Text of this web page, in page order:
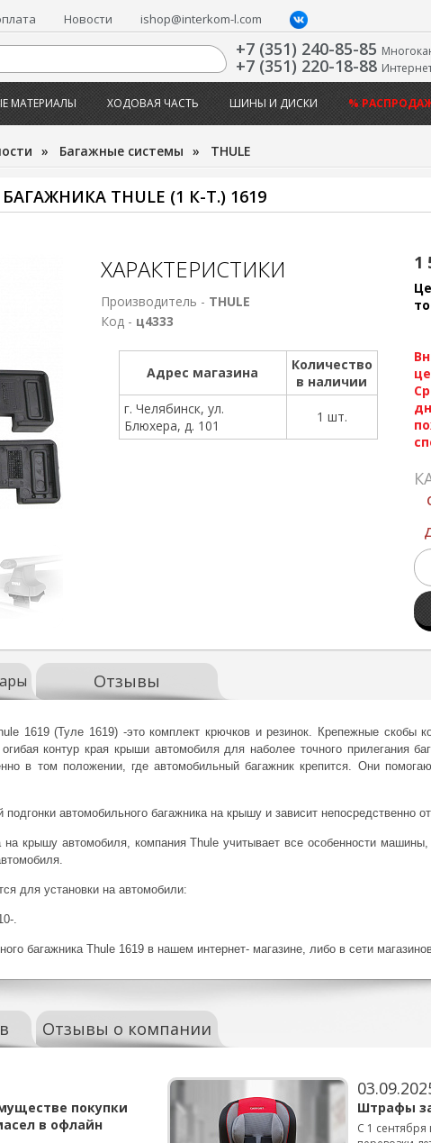
Новости ishop@interkom-l.com
+7 (351) 240-85-85
+7 (351) 220-18-88
МАТЕРИАЛЫ ХОДОВАЯ ЧАСТЬ ШИНЫ И ДИСКИ %
» Багажные системы » THULE
THULE (1 К-Т.) 1619
1
ХАРАКТЕРИСТИКИ
Производитель - THULE
Код - ц4333
Адрес магазина
Количество
в наличии
г. Челябинск, ул.
Блюхера, д. 101
1 шт.
Отзывы
1619 (Туле 1619) -это комплект крючков и резинок. Крепежные скобы
контур края крыши автомобиля для наболее точного прилегания
в том положении, где автомобильный багажник крепится. Они
автомобильного багажника на крышу и зависит непосредственно
на крышу автомобиля, компания Thule учитывает все особенности
для установки на автомобили:
.
багажника Thule 1619 в нашем интернет- магазине, либо в сети
Отзывы о компании
покупки
в офлайн
Штрафы
С 1